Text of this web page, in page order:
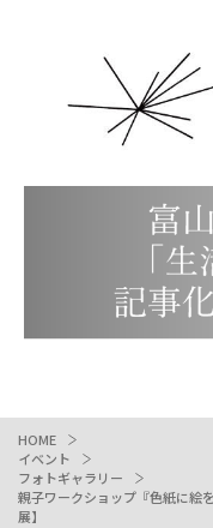
HOME
イベント
フォトギャラリー
親子ワークショップ『色紙に絵
展】